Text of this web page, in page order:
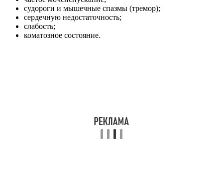
судороги и мышечные спазмы (тремор);
сердечную недостаточность;
слабость;
коматозное состояние.